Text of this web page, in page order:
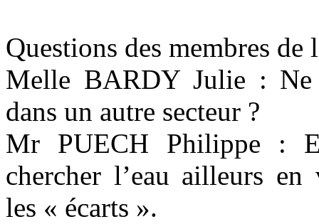
Questions des membres de
Melle BARDY Julie : Ne
dans un autre secteur ?
Mr PUECH Philippe :
chercher l’eau ailleurs en
les « écarts ».